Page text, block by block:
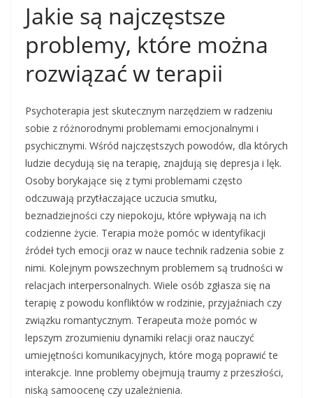
Jakie są najczęstsze
problemy, które można
rozwiązać w terapii
Psychoterapia jest skutecznym narzędziem w radzeniu
sobie z różnorodnymi problemami emocjonalnymi i
psychicznymi. Wśród najczęstszych powodów, dla których
ludzie decydują się na terapię, znajdują się depresja i lęk.
Osoby borykające się z tymi problemami często
odczuwają przytłaczające uczucia smutku,
beznadziejności czy niepokoju, które wpływają na ich
codzienne życie. Terapia może pomóc w identyfikacji
źródeł tych emocji oraz w nauce technik radzenia sobie z
nimi. Kolejnym powszechnym problemem są trudności w
relacjach interpersonalnych. Wiele osób zgłasza się na
terapię z powodu konfliktów w rodzinie, przyjaźniach czy
związku romantycznym. Terapeuta może pomóc w
lepszym zrozumieniu dynamiki relacji oraz nauczyć
umiejętności komunikacyjnych, które mogą poprawić te
interakcje. Inne problemy obejmują traumy z przeszłości,
niską samoocenę czy uzależnienia.